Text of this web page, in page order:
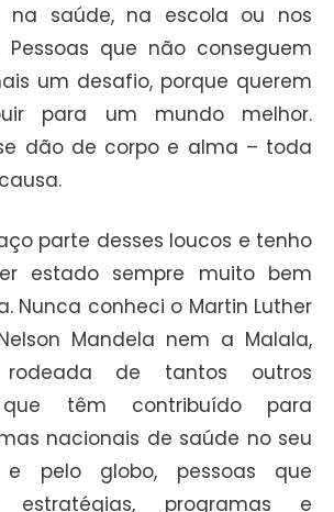
na saúde, na escola ou nos
Pessoas que não conseguem
um desafio, porque querem
para um mundo melhor.
dão de corpo e alma – toda
parte desses loucos e tenho
estado sempre muito bem
Nunca conheci o Martin Luther
Mandela nem a Malala,
de tantos outros
que têm contribuído para
nacionais de saúde no seu
e pelo globo, pessoas que
estratégias, programas e